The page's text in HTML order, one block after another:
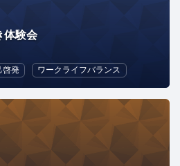
体験会
啓発 ワークライフバランス